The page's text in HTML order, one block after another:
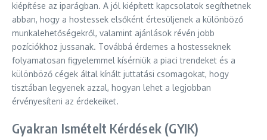
kiépítése az iparágban. A jól kiépített kapcsolatok segíthetnek
abban, hogy a hostessek elsőként értesüljenek a különböző
munkalehetőségekről, valamint ajánlások révén jobb
pozíciókhoz jussanak. Továbbá érdemes a hostesseknek
folyamatosan figyelemmel kísérniük a piaci trendeket és a
különböző cégek által kínált juttatási csomagokat, hogy
tisztában legyenek azzal, hogyan lehet a legjobban
érvényesíteni az érdekeiket.
Gyakran Ismételt Kérdések (GYIK)